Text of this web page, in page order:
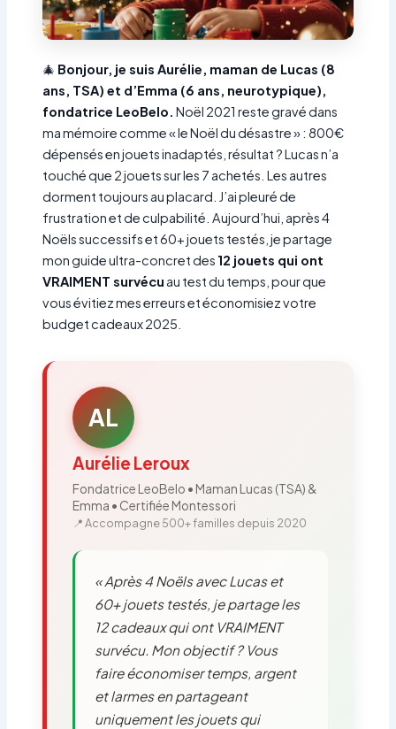
🎄 Bonjour, je suis Aurélie, maman de Lucas (8
ans, TSA) et d’Emma (6 ans, neurotypique),
fondatrice LeoBelo. Noël 2021 reste gravé dans
ma mémoire comme « le Noël du désastre » : 800€
dépensés en jouets inadaptés, résultat ? Lucas n’a
touché que 2 jouets sur les 7 achetés. Les autres
dorment toujours au placard. J’ai pleuré de
frustration et de culpabilité. Aujourd’hui, après 4
Noëls successifs et 60+ jouets testés, je partage
mon guide ultra-concret des 12 jouets qui ont
VRAIMENT survécu au test du temps, pour que
vous évitiez mes erreurs et économisiez votre
budget cadeaux 2025.
AL
Aurélie Leroux
Fondatrice LeoBelo • Maman Lucas (TSA) &
Emma • Certifiée Montessori
📍 Accompagne 500+ familles depuis 2020
« Après 4 Noëls avec Lucas et
60+ jouets testés, je partage les
12 cadeaux qui ont VRAIMENT
survécu. Mon objectif ? Vous
faire économiser temps, argent
et larmes en partageant
uniquement les jouets qui